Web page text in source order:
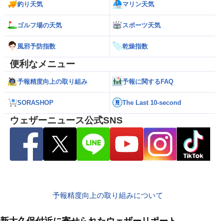
釣り天気 マリン天気
ゴルフ場の天気 スポーツ天気
風邪予防指数 乾燥指数
便利なメニュー
予報精度向上の取り組み 予報に関するFAQ
SORASHOP The Last 10-second
ウェザーニュース公式SNS
予報精度向上の取り組みについて